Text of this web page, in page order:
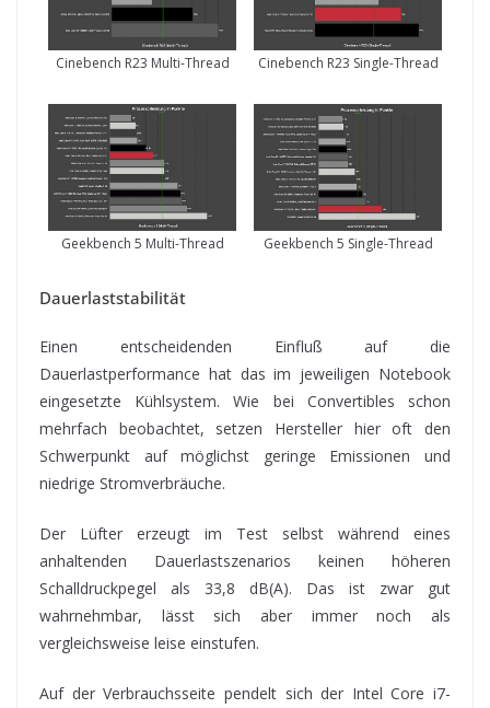
Cinebench R23 Multi-Thread Cinebench R23 Single-Thread
Geekbench 5 Multi-Thread Geekbench 5 Single-Thread
Dauerlaststabilität
Einen entscheidenden Einfluß auf die
Dauerlastperformance hat das im jeweiligen Notebook
eingesetzte Kühlsystem. Wie bei Convertibles schon
mehrfach beobachtet, setzen Hersteller hier oft den
Schwerpunkt auf möglichst geringe Emissionen und
niedrige Stromverbräuche.
Der Lüfter erzeugt im Test selbst während eines
anhaltenden Dauerlastszenarios keinen höheren
Schalldruckpegel als 33,8 dB(A). Das ist zwar gut
wahrnehmbar, lässt sich aber immer noch als
vergleichsweise leise einstufen.
Auf der Verbrauchsseite pendelt sich der Intel Core i7-